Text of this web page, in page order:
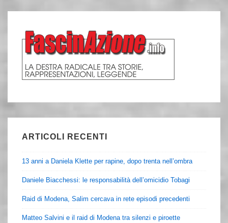
ARTICOLI RECENTI
13 anni a Daniela Klette per rapine, dopo trenta nell’ombra
Daniele Biacchessi: le responsabilità dell’omicidio Tobagi
Raid di Modena, Salim cercava in rete episodi precedenti
Matteo Salvini e il raid di Modena tra silenzi e piroette